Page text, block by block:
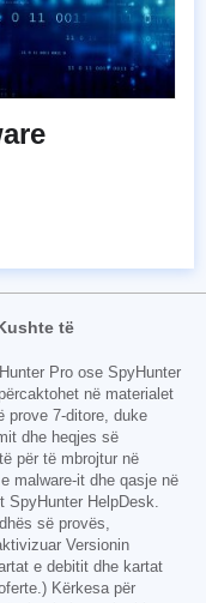
të
Pro ose SpyHunter
në materialet
prove 7-ditore, duke
dhe heqjes së
për të mbrojtur në
malware-it dhe qasje në
SpyHunter HelpDesk.
së provës,
Versionin
e debitit dhe kartat
Kërkesa për